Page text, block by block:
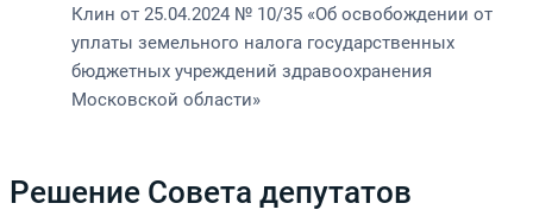
Клин от 25.04.2024 № 10/35 «Об освобождении от
уплаты земельного налога государственных
бюджетных учреждений здравоохранения
Московской области»
Решение Совета депутатов